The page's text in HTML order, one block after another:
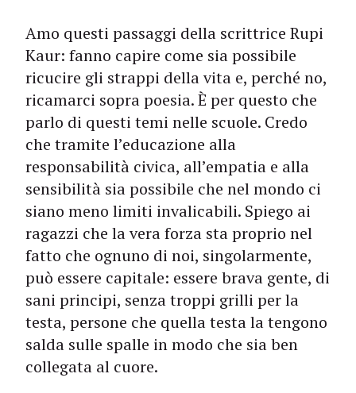
Amo questi passaggi della scrittrice Rupi
Kaur: fanno capire come sia possibile
ricucire gli strappi della vita e, perché no,
ricamarci sopra poesia. È per questo che
parlo di questi temi nelle scuole. Credo
che tramite l’educazione alla
responsabilità civica, all’empatia e alla
sensibilità sia possibile che nel mondo ci
siano meno limiti invalicabili. Spiego ai
ragazzi che la vera forza sta proprio nel
fatto che ognuno di noi, singolarmente,
può essere capitale: essere brava gente, di
sani principi, senza troppi grilli per la
testa, persone che quella testa la tengono
salda sulle spalle in modo che sia ben
collegata al cuore.